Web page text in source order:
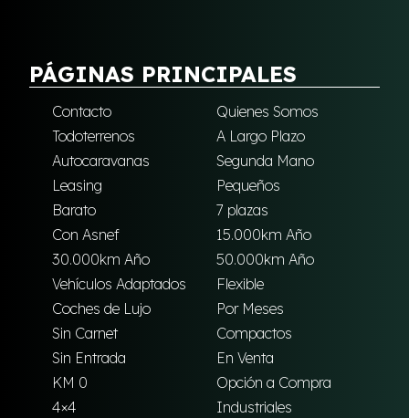
PÁGINAS PRINCIPALES
Contacto
Quienes Somos
Todoterrenos
A Largo Plazo
Autocaravanas
Segunda Mano
Leasing
Pequeños
Barato
7 plazas
Con Asnef
15.000km Año
30.000km Año
50.000km Año
Vehículos Adaptados
Flexible
Coches de Lujo
Por Meses
Sin Carnet
Compactos
Sin Entrada
En Venta
KM 0
Opción a Compra
4×4
Industriales